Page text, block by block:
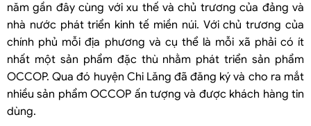
năm gần đây cùng với xu thế và chủ trương của đảng và
nhà nước phát triển kinh tế miền núi. Với chủ trương của
chính phủ mỗi địa phương và cụ thể là mỗi xã phải có ít
nhất một sản phẩm đặc thù nhằm phát triển sản phẩm
OCCOP. Qua đó huyện Chi Lăng đã đăng ký và cho ra mắt
nhiều sản phẩm OCCOP ấn tượng và được khách hàng tin
dùng.